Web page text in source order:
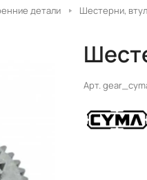
детали Шестерни,
Арт.